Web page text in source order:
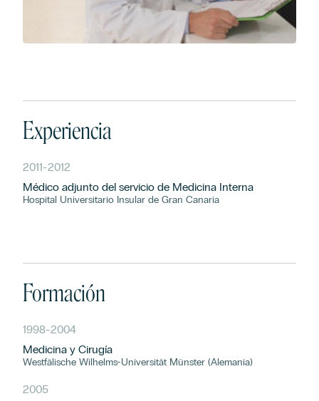
Experiencia
2011-2012
Médico adjunto del servicio de Medicina Interna
Hospital Universitario Insular de Gran Canaria
Formación
1998-2004
Medicina y Cirugía
Westfälische Wilhelms-Universität Münster (Alemania)
2005